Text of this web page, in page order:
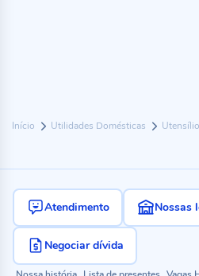
Início Utilidades Domésticas
Atendimento Nossas
Negociar dívida